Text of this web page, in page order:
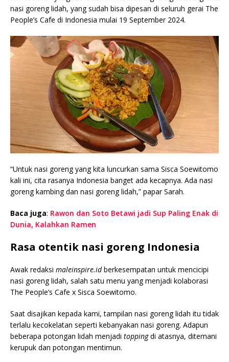
nasi goreng lidah, yang sudah bisa dipesan di seluruh gerai The
People’s Cafe di Indonesia mulai 19 September 2024.
“Untuk nasi goreng yang kita luncurkan sama Sisca Soewitomo
kali ini, cita rasanya Indonesia banget ada kecapnya. Ada nasi
goreng kambing dan nasi goreng lidah,” papar Sarah.
Baca juga: Rawon dan Soto Betawi jadi Sup Paling Enak di
Dunia, Kalahkan Ramen
Rasa otentik nasi goreng Indonesia
Awak redaksi maleinspire.idberkesempatan untuk mencicipi
nasi goreng lidah, salah satu menu yang menjadi kolaborasi
The People’s Cafe x Sisca Soewitomo.
Saat disajikan kepada kami, tampilan nasi goreng lidah itu tidak
terlalu kecokelatan seperti kebanyakan nasi goreng. Adapun
beberapa potongan lidah menjadi toppingdi atasnya, ditemani
kerupuk dan potongan mentimun.